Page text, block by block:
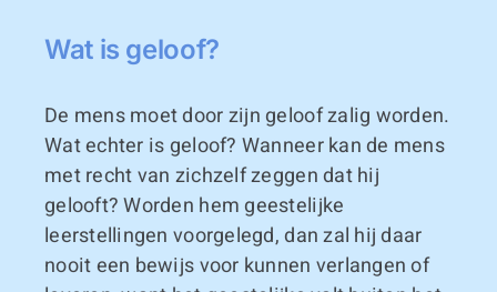
Wat is geloof?
De mens moet door zijn geloof zalig worden.
Wat echter is geloof? Wanneer kan de mens
met recht van zichzelf zeggen dat hij
gelooft? Worden hem geestelijke
leerstellingen voorgelegd, dan zal hij daar
nooit een bewijs voor kunnen verlangen of